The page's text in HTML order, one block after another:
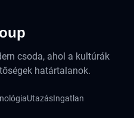
csoda, ahol a kultúrák
határtalanok.
UtazásIngatlan